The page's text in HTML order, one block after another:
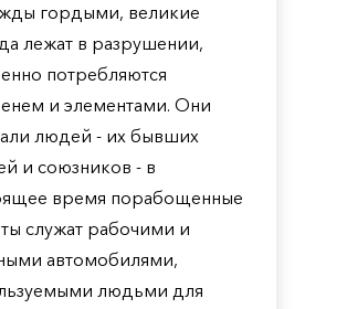
гордыми, великие
лежат в разрушении,
потребляются
и элементами. Они
людей - их бывших
и союзников - в
время порабощенные
служат рабочими и
автомобилями,
людьми для